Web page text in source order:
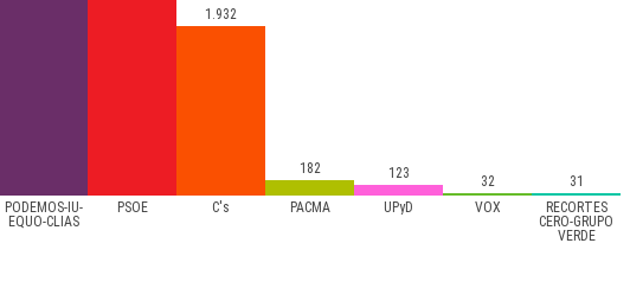
PODEMOS-IU-
EQUO-CLIAS
PSOE C's PACMA UPyD VOX
RECORTES
CERO-GRUPO
VERDE
1.932
182 123 32 31